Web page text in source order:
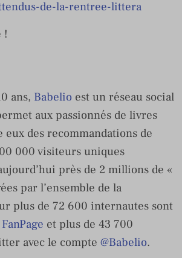
de-la-rentree-littera
!
ans, Babelio est un réseau social
aux passionnés de livres
eux des recommandations de
000 visiteurs uniques
près de 2 millions de «
par l’ensemble de la
plus de 72 600 internautes sont
FanPage et plus de 43 700
avec le compte @Babelio.